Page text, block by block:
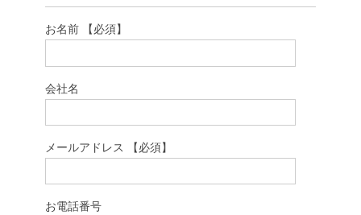
お名前 【必須】
会社名
メールアドレス 【必須】
お電話番号